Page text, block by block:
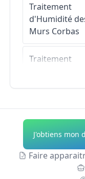
Traitement
d'Humidité
Murs Corbas
Traitement
Traitement
d'Humidité
Murs Feyzin
Traitement
d'Humidité
J'obtiens mon
Faire